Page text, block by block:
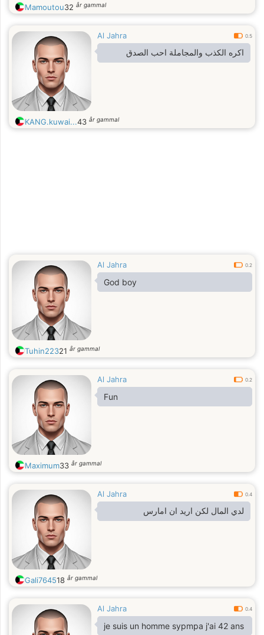
Mamoutou32 år gammal
Al Jahra 0.5
اكره الكذب والمجاملة احب الصدق
KANG.kuwai...43 år gammal
Al Jahra 0.2
God boy
Tuhin22321 år gammal
Al Jahra 0.2
Fun
Maximum33 år gammal
Al Jahra 0.4
لدي المال لكن اريد ان امارس
Gali764518 år gammal
Al Jahra 0.4
je suis un homme sypmpa j'ai 42 ans